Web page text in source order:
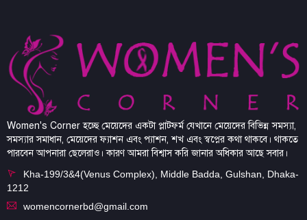
Women's Corner হচ্ছে মেয়েদের একটা প্লাটফর্ম যেখানে মেয়েদের বিভিন্ন সমস্যা,
সমস্যার সমাধান, মেয়েদের ফ্যাশন এবং প্যাশন, শখ এবং স্বপ্নের কথা থাকবে। থাকতে
পারবেন আপনারা ছেলেরাও। কারণ আমরা বিশ্বাস করি জানার অধিকার আছে সবার।
Kha-199/3&4(Venus Complex), Middle Badda, Gulshan, Dhaka-
1212
womencornerbd@gmail.com